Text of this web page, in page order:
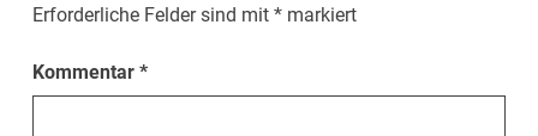
Erforderliche Felder sind mit* markiert
Kommentar*